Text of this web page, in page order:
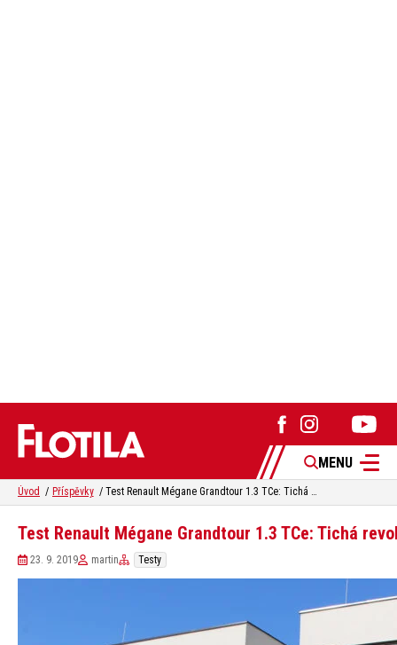
MENU
Úvod Příspěvky Test Renault Mégane Grandtour 1.3 TCe: Tichá revoluce
Test Renault Mégane Grandtour 1.3 TCe: Tichá
23. 9. 2019 martin Testy